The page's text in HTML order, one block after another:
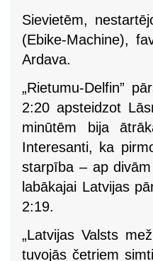
Sievietēm,
(Ebike-Machine),
Ardava.
„Rietumu-Delfin”
2:20 apsteidzot
minūtēm bija
Interesanti, ka
starpība – ap
labākajai Latvijas
2:19.
„Latvijas Valsts
tuvojās četriem